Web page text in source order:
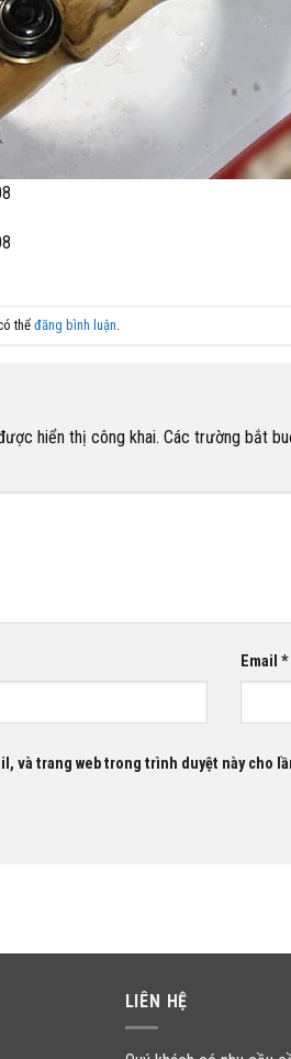
thể đăng bình luận
hiển thị công khai. Các trường bắt
Email*
và trang web trong trình duyệt này cho
LIÊN HỆ